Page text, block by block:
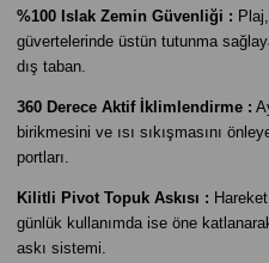
%100 Islak Zemin Güvenliği :
güvertelerinde üstün tutunma
dış taban.
360 Derece Aktif İklimlendirme :
birikmesini ve ısı sıkışmasını
portları.
Kilitli Pivot Topuk Askısı :
günlük kullanımda ise öne
askı sistemi.